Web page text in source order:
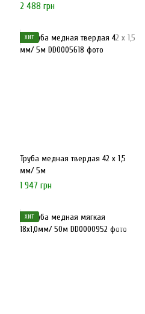
2 488 грн
ХИТ
Труба медная твердая 42 х 1,5
мм/ 5м
1 947 грн
ХИТ